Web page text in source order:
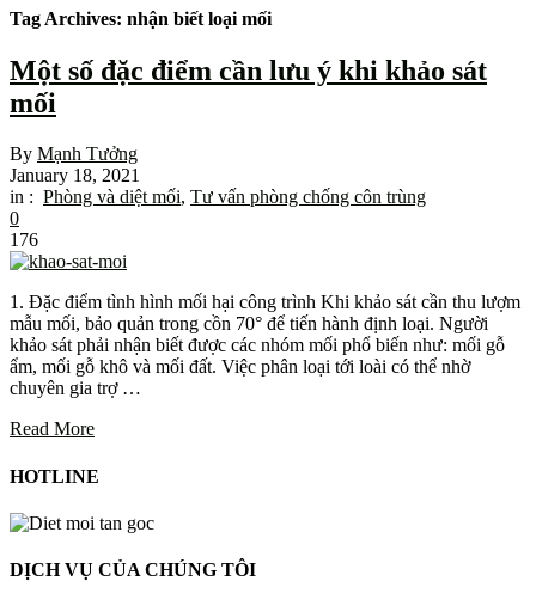
Tag Archives: nhận biết loại mối
Một số đặc điểm cần lưu ý khi khảo sát
mối
By Mạnh Tưởng
January 18, 2021
in : Phòng và diệt mối, Tư vấn phòng chống côn trùng
0
176
1. Đặc điểm tình hình mối hại công trình Khi khảo sát cần thu lượm
mẫu mối, bảo quản trong cồn 70° để tiến hành định loại. Người
khảo sát phải nhận biết được các nhóm mối phổ biến như: mối gỗ
ẩm, mối gỗ khô và mối đất. Việc phân loại tới loài có thể nhờ
chuyên gia trợ …
Read More
HOTLINE
DỊCH VỤ CỦA CHÚNG TÔI